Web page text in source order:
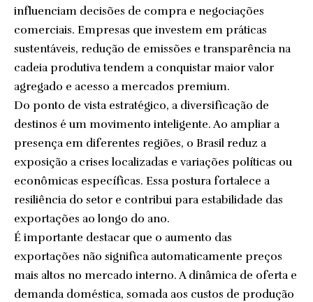
influenciam decisões de compra e negociações
comerciais. Empresas que investem em práticas
sustentáveis, redução de emissões e transparência na
cadeia produtiva tendem a conquistar maior valor
agregado e acesso a mercados premium.
Do ponto de vista estratégico, a diversificação de
destinos é um movimento inteligente. Ao ampliar a
presença em diferentes regiões, o Brasil reduz a
exposição a crises localizadas e variações políticas ou
econômicas específicas. Essa postura fortalece a
resiliência do setor e contribui para estabilidade das
exportações ao longo do ano.
É importante destacar que o aumento das
exportações não significa automaticamente preços
mais altos no mercado interno. A dinâmica de oferta e
demanda doméstica, somada aos custos de produção